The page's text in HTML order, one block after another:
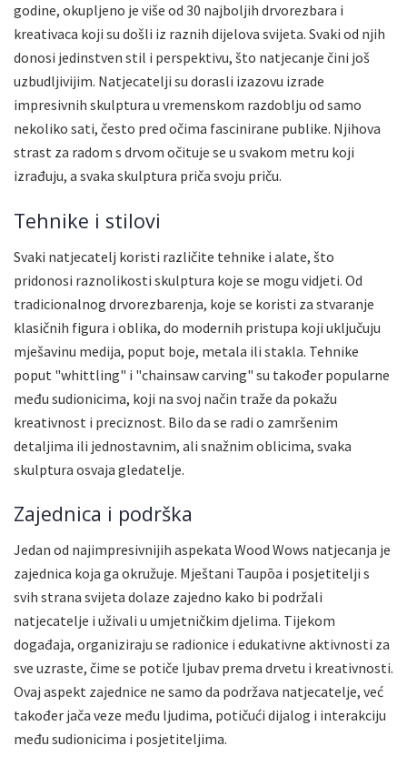
godine, okupljeno je više od 30 najboljih drvorezbara i
kreativaca koji su došli iz raznih dijelova svijeta. Svaki od njih
donosi jedinstven stil i perspektivu, što natjecanje čini još
uzbudljivijim. Natjecatelji su dorasli izazovu izrade
impresivnih skulptura u vremenskom razdoblju od samo
nekoliko sati, često pred očima fascinirane publike. Njihova
strast za radom s drvom očituje se u svakom metru koji
izrađuju, a svaka skulptura priča svoju priču.
Tehnike i stilovi
Svaki natjecatelj koristi različite tehnike i alate, što
pridonosi raznolikosti skulptura koje se mogu vidjeti. Od
tradicionalnog drvorezbarenja, koje se koristi za stvaranje
klasičnih figura i oblika, do modernih pristupa koji uključuju
mješavinu medija, poput boje, metala ili stakla. Tehnike
poput "whittling" i "chainsaw carving" su također popularne
među sudionicima, koji na svoj način traže da pokažu
kreativnost i preciznost. Bilo da se radi o zamršenim
detaljima ili jednostavnim, ali snažnim oblicima, svaka
skulptura osvaja gledatelje.
Zajednica i podrška
Jedan od najimpresivnijih aspekata Wood Wows natjecanja je
zajednica koja ga okružuje. Mještani Taupōa i posjetitelji s
svih strana svijeta dolaze zajedno kako bi podržali
natjecatelje i uživali u umjetničkim djelima. Tijekom
događaja, organiziraju se radionice i edukativne aktivnosti za
sve uzraste, čime se potiče ljubav prema drvetu i kreativnosti.
Ovaj aspekt zajednice ne samo da podržava natjecatelje, već
također jača veze među ljudima, potičući dijalog i interakciju
među sudionicima i posjetiteljima.